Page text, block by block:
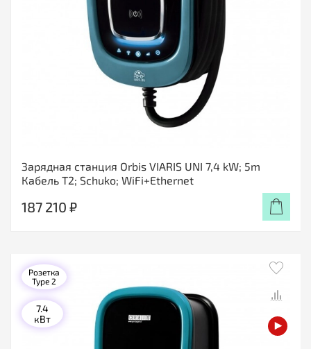
Зарядная станция Orbis VIARIS UNI 7,4 kW; 5m
Кабель T2; Schuko; WiFi+Ethernet
187 210 ₽
Розетка
Type 2
7.4
кВт